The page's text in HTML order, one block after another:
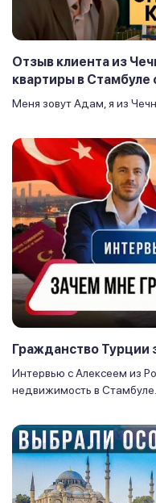
Отзыв клиента из
квартиры в Стамбуле
Меня зовут Адам, я из
Гражданство Турции
Интервью с Алексеем из
недвижимость в